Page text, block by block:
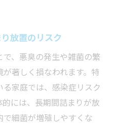
放置のリスク
、悪臭の発生や雑菌の繁
著しく損なわれます。特
家庭では、感染症リスク
には、長期間詰まりが放
細菌が増殖しやすくな